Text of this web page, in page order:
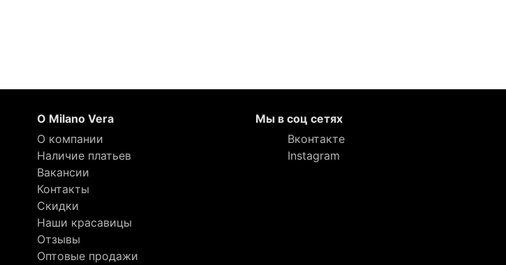
О Milano Vera
О компании
Наличие платьев
Вакансии
Контакты
Скидки
Наши красавицы
Отзывы
Оптовые продажи
Мы в соц сетях
Вконтакте
Instagram